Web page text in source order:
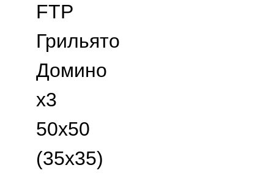
FTP
Грильято
Домино
х3
50х50
(35х35)